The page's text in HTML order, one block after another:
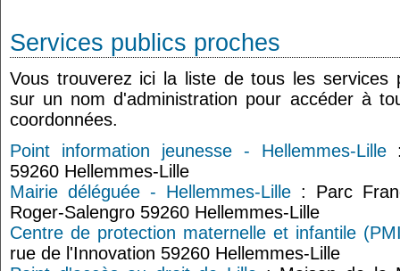
Services publics proches
Vous trouverez ici la liste de tous les services
sur un nom d'administration pour accéder à
coordonnées.
Point information jeunesse - Hellemmes-Lille:
59260 Hellemmes-Lille
Mairie déléguée - Hellemmes-Lille : Parc
Roger-Salengro 59260 Hellemmes-Lille
Centre de protection maternelle et infantile
rue de l'Innovation 59260 Hellemmes-Lille